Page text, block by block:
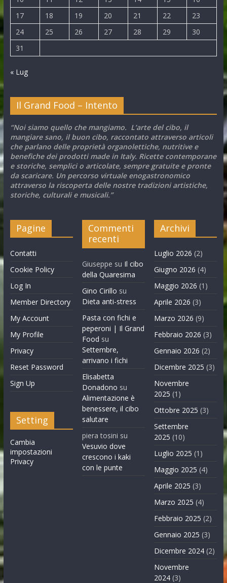
17
18 19 20 21 22
23
24
25 26 27 28 29
30
31
« Lug
Il Grand Food – Intento
“Noi siamo quello che mangiamo. L’arte del cibo, il
mangiare sano, il buon cibo, raccontato attraverso articoli
che parlano delle proprietà organolettiche, nutritive e
benefiche dei prodotti made in Italy. Ricette contemporane
e storiche, semplici o articolate, sempre gratuite e pronte
da scaricare. Un percorso virtuale enogastronomico
attraverso la riscoperta delle nostre tradizioni artistiche,
storiche, culturali e musicali.”
Pagine
Contatti
Cookie Policy
Log In
Member Directory
My Account
My Profile
Privacy
Reset Password
Sign Up
Setting
Cambia
impostazioni
Privacy
Commenti
recenti
Giuseppe su Il cibo
della Quaresima
Gino Cirillo su
Dieta anti-stress
Pasta con fichi e
peperoni | Il Grand
Food su
Settembre,
arrivano i fichi
Elisabetta
Donadono su
Alimentazione è
benessere, il cibo
salutare
piera tosini su
Vesuvio dove
crescono i kaki
con le punte
Archivi
Luglio 2026 (2)
Giugno 2026 (4)
Maggio 2026 (1)
Aprile 2026 (3)
Marzo 2026 (9)
Febbraio 2026 (3)
Gennaio 2026 (2)
Dicembre 2025 (3)
Novembre
2025 (1)
Ottobre 2025 (3)
Settembre
2025 (10)
Luglio 2025 (1)
Maggio 2025 (4)
Aprile 2025 (3)
Marzo 2025 (4)
Febbraio 2025 (2)
Gennaio 2025 (3)
Dicembre 2024 (2)
Novembre
2024 (3)